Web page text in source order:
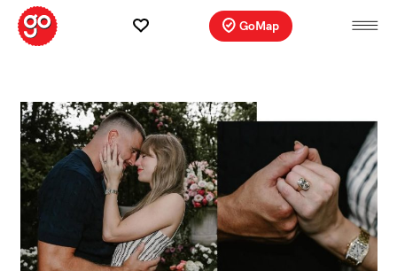
GoMap